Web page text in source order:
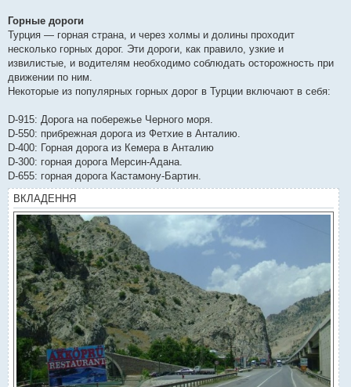
Горные дороги
Турция — горная страна, и через холмы и долины проходит
несколько горных дорог. Эти дороги, как правило, узкие и
извилистые, и водителям необходимо соблюдать осторожность при
движении по ним.
Некоторые из популярных горных дорог в Турции включают в себя:
D-915: Дорога на побережье Черного моря.
D-550: прибрежная дорога из Фетхие в Анталию.
D-400: Горная дорога из Кемера в Анталию
D-300: горная дорога Мерсин-Адана.
D-655: горная дорога Кастамону-Бартин.
ВКЛАДЕННЯ